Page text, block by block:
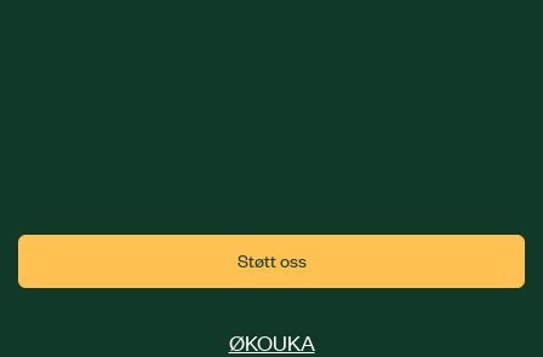
Støtt oss
ØKOUKA